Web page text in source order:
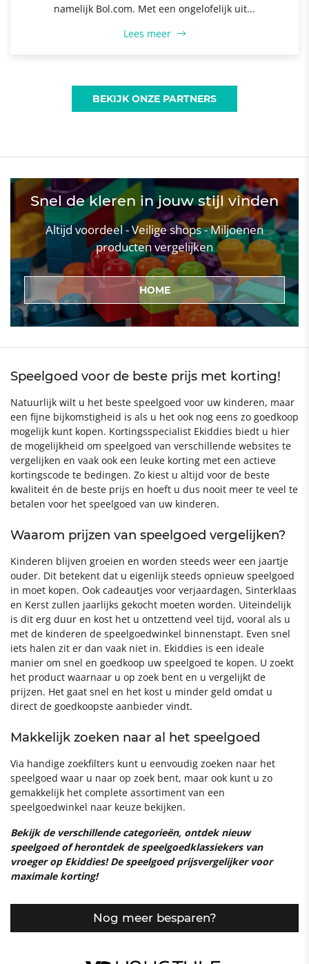
namelijk Bol.com. Met een ongelofelijk uit...
Lees meer
BEKIJK ONZE PARTNERS
Snel de kleren in jouw stijl vinden
Altijd voordeel - Veilige shops - Miljoenen
producten vergelijken
HOME
Speelgoed voor de beste prijs met korting!
Natuurlijk wilt u het beste speelgoed voor uw kinderen, maar
een fijne bijkomstigheid is als u het ook nog eens zo goedkoop
mogelijk kunt kopen. Kortingsspecialist Ekiddies biedt u hier
de mogelijkheid om speelgoed van verschillende websites te
vergelijken en vaak ook een leuke korting met een actieve
kortingscode te bedingen. Zo kiest u altijd voor de beste
kwaliteit én de beste prijs en hoeft u dus nooit meer te veel te
betalen voor het speelgoed van uw kinderen.
Waarom prijzen van speelgoed vergelijken?
Kinderen blijven groeien en worden steeds weer een jaartje
ouder. Dit betekent dat u eigenlijk steeds opnieuw speelgoed
in moet kopen. Ook cadeautjes voor verjaardagen, Sinterklaas
en Kerst zullen jaarlijks gekocht moeten worden. Uiteindelijk
is dit erg duur en kost het u ontzettend veel tijd, vooral als u
met de kinderen de speelgoedwinkel binnenstapt. Even snel
iets halen zit er dan vaak niet in. Ekiddies is een ideale
manier om snel en goedkoop uw speelgoed te kopen. U zoekt
het product waarnaar u op zoek bent en u vergelijkt de
prijzen. Het gaat snel en het kost u minder geld omdat u
direct de goedkoopste aanbieder vindt.
Makkelijk zoeken naar al het speelgoed
Via handige zoekfilters kunt u eenvoudig zoeken naar het
speelgoed waar u naar op zoek bent, maar ook kunt u zo
gemakkelijk het complete assortiment van een
speelgoedwinkel naar keuze bekijken.
Bekijk de verschillende categorieën, ontdek nieuw
speelgoed of herontdek de speelgoedklassiekers van
vroeger op Ekiddies! De speelgoed prijsvergelijker voor
maximale korting!
Nog meer besparen?